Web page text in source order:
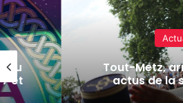
Actualité locale &
Tout-Metz, armée,
actus de la semaine à
2026)